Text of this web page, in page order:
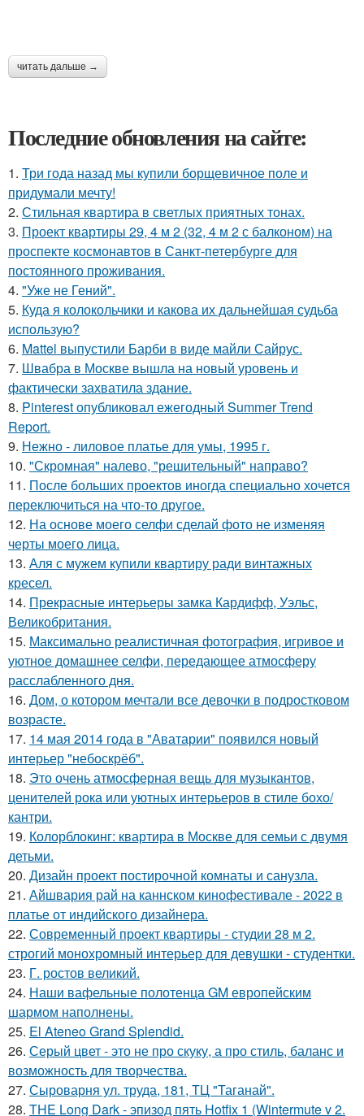
читать дальше →
Последние обновления на сайте:
1. Три года назад мы купили борщевичное поле и
придумали мечту!
2. Стильная квартира в светлых приятных тонах.
3. Проект квартиры 29, 4 м 2 (32, 4 м 2 с балконом) на
проспекте космонавтов в Санкт-петербурге для
постоянного проживания.
4. "Уже не Гений".
5. Куда я колокольчики и какова их дальнейшая судьба
использую?
6. Mattel выпустили Барби в виде майли Сайрус.
7. Швабра в Москве вышла на новый уровень и
фактически захватила здание.
8. Pinterest опубликовал ежегодный Summer Trend
Report.
9. Нежно - лиловое платье для умы, 1995 г.
10. "Скромная" налево, "решительный" направо?
11. После больших проектов иногда специально хочется
переключиться на что-то другое.
12. На основе моего селфи сделай фото не изменяя
черты моего лица.
13. Аля с мужем купили квартиру ради винтажных
кресел.
14. Прекрасные интерьеры замка Кардифф, Уэльс,
Великобритания.
15. Максимально реалистичная фотография, игривое и
уютное домашнее селфи, передающее атмосферу
расслабленного дня.
16. Дом, о котором мечтали все девочки в подростковом
возрасте.
17. 14 мая 2014 года в "Аватарии" появился новый
интерьер "небоскрёб".
18. Это очень атмосферная вещь для музыкантов,
ценителей рока или уютных интерьеров в стиле бохо/
кантри.
19. Колорблокинг: квартира в Москве для семьи с двумя
детьми.
20. Дизайн проект постирочной комнаты и санузла.
21. Айшвария рай на каннском кинофестивале - 2022 в
платье от индийского дизайнера.
22. Современный проект квартиры - студии 28 м 2.
строгий монохромный интерьер для девушки - студентки.
23. Г. ростов великий.
24. Наши вафельные полотенца GM европейским
шармом наполнены.
25. El Ateneo Grand Splendid.
26. Серый цвет - это не про скуку, а про стиль, баланс и
возможность для творчества.
27. Сыроварня ул. труда, 181, ТЦ "Таганай".
28. THE Long Dark - эпизод пять Hotfix 1 (Wintermute v 2.